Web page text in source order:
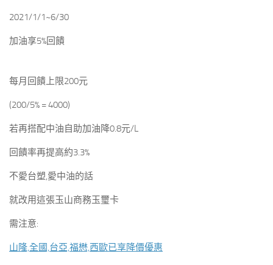
2021/1/1~6/30
加油享5%回饋
每月回饋上限200元
(200/5% = 4000)
若再搭配中油自助加油降0.8元/L
回饋率再提高約3.3%
不愛台塑,愛中油的話
就改用這張玉山商務玉璽卡
需注意:
山隆,全國,台亞,福懋,西歐已享降價優惠